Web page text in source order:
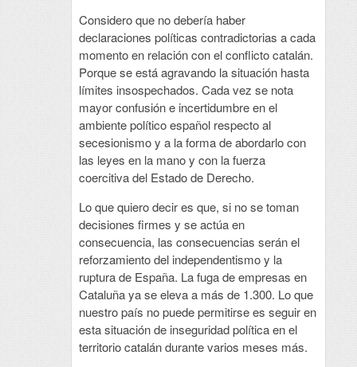
Considero que no debería haber
declaraciones políticas contradictorias a cada
momento en relación con el conflicto catalán.
Porque se está agravando la situación hasta
límites insospechados. Cada vez se nota
mayor confusión e incertidumbre en el
ambiente político español respecto al
secesionismo y a la forma de abordarlo con
las leyes en la mano y con la fuerza
coercitiva del Estado de Derecho.
Lo que quiero decir es que, si no se toman
decisiones firmes y se actúa en
consecuencia, las consecuencias serán el
reforzamiento del independentismo y la
ruptura de España. La fuga de empresas en
Cataluña ya se eleva a más de 1.300. Lo que
nuestro país no puede permitirse es seguir en
esta situación de inseguridad política en el
territorio catalán durante varios meses más.